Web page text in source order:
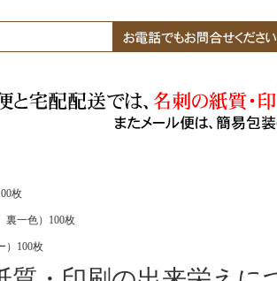
枚
一色）100枚
）100枚